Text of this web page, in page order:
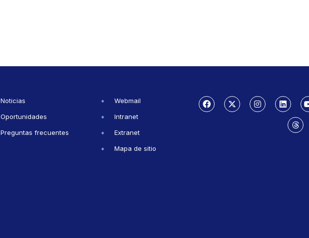
Noticias
Oportunidades
Preguntas frecuentes
Webmail
Intranet
Extranet
Mapa de sitio